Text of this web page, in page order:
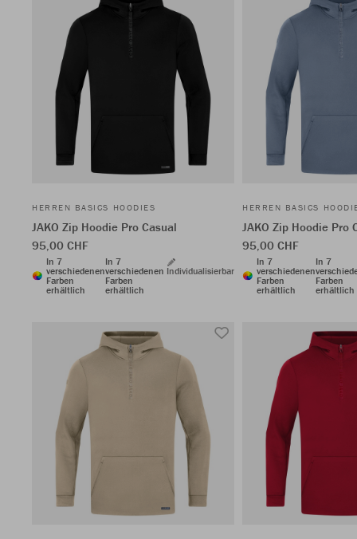
HERREN BASICS HOODIES
JAKO Zip Hoodie Pro Casual
95,00 CHF
In 7
verschiedenen
Farben
erhältlich
In 7
verschiedenen
Farben
erhältlich
Individualisierbar
HERREN BASICS
JAKO Zip Hoodie Pro
95,00 CHF
In 7
verschiedenen
Farben
erhältlich
In 7
Farben
erhältlich